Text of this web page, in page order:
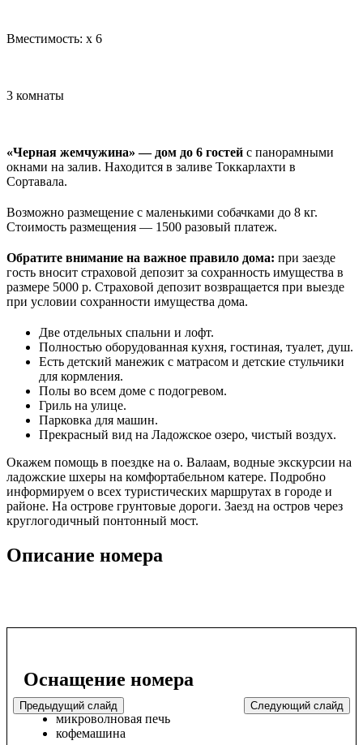
Предыдущий слайд Следующий слайд
Описание номера
Вместимость: x 6
3 комнаты
«Черная жемчужина» — дом до 6 гостей с панорамными
окнами на залив. Находится в заливе Токкарлахти в
Сортавала.
Возможно размещение с маленькими собачками до 8 кг.
Стоимость размещения — 1500 разовый платеж.
Обратите внимание на важное правило дома: при заезде
гость вносит страховой депозит за сохранность имущества в
размере 5000 р. Страховой депозит возвращается при выезде
при условии сохранности имущества дома.
Две отдельных спальни и лофт.
Полностью оборудованная кухня, гостиная, туалет, душ.
Есть детский манежик с матрасом и детские стульчики
для кормления.
Полы во всем доме с подогревом.
Гриль на улице.
Парковка для машин.
Прекрасный вид на Ладожское озеро, чистый воздух.
Окажем помощь в поездке на о. Валаам, водные экскурсии на
ладожские шхеры на комфортабельном катере. Подробно
информируем о всех туристических маршрутах в городе и
районе. На острове грунтовые дороги. Заезд на остров через
круглогодичный понтонный мост.
Оснащение номера
микроволновая печь
кофемашина